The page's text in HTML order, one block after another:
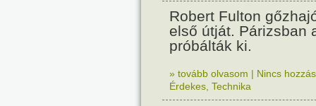
Robert Fulton
első útját. Párizsban
próbálták ki.
» tovább olvasom | Nincs
Érdekes Technika